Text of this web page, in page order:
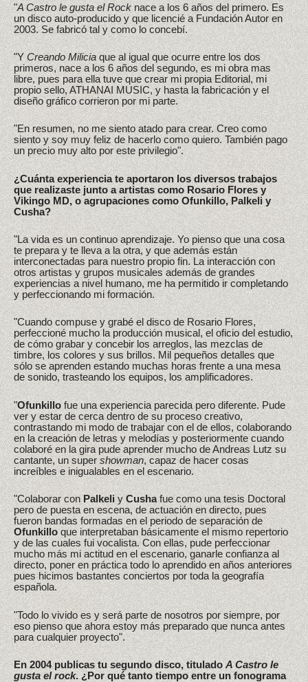
"A Castro le gusta el Rocknace a los 6 años del primero. Es
un disco auto-producido y que licencié a Fundación Autor en
2003. Se fabricó tal y como lo concebí.
"YCreando Milicia que al igual que ocurre entre los dos
primeros, nace a los 6 años del segundo, es mi obra mas
libre, pues para ella tuve que crear mi propia Editorial, mi
propio sello, ATHANAI MUSIC, y hasta la fabricación y el
diseño gráfico corrieron por mi parte.
"En resumen, no me siento atado para crear. Creo como
siento y soy muy feliz de hacerlo como quiero. También pago
un precio muy alto por este privilegio".
¿Cuánta experiencia te aportaron los diversos trabajos
que realizaste junto a artistas como Rosario Flores y
Vikingo MD, o agrupaciones como Ofunkillo, Palkeli y
Cusha?
"La vida es un continuo aprendizaje. Yo pienso que una cosa
te prepara y te lleva a la otra, y que además están
interconectadas para nuestro propio fin. La interacción con
otros artistas y grupos musicales además de grandes
experiencias a nivel humano, me ha permitido ir completando
y perfeccionando mi formación.
"Cuando compuse y grabé el disco de Rosario Flores,
perfeccioné mucho la producción musical, el oficio del estudio,
de cómo grabar y concebir los arreglos, las mezclas de
timbre, los colores y sus brillos. Mil pequeños detalles que
sólo se aprenden estando muchas horas frente a una mesa
de sonido, trasteando los equipos, los amplificadores.
"Ofunkillofue una experiencia parecida pero diferente. Pude
ver y estar de cerca dentro de su proceso creativo,
contrastando mi modo de trabajar con el de ellos, colaborando
en la creación de letras y melodías y posteriormente cuando
colaboré en la gira pude aprender mucho de Andreas Lutz su
cantante, un supershowman, capaz de hacer cosas
increíbles e inigualables en el escenario.
"Colaborar conPalkeliyCushafue como una tesis Doctoral
pero de puesta en escena, de actuación en directo, pues
fueron bandas formadas en el periodo de separación de
Ofunkilloque interpretaban básicamente el mismo repertorio
y de las cuales fui vocalista. Con ellas, pude perfeccionar
mucho más mi actitud en el escenario, ganarle confianza al
directo, poner en práctica todo lo aprendido en años anteriores
pues hicimos bastantes conciertos por toda la geografía
española.
"Todo lo vivido es y será parte de nosotros por siempre, por
eso pienso que ahora estoy más preparado que nunca antes
para cualquier proyecto".
En 2004 publicas tu segundo disco, tituladoA Castro le
gusta el rock. ¿Por qué tanto tiempo entre un fonograma